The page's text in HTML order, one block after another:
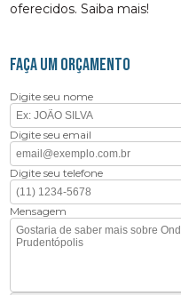
oferecidos. Saiba mais!
FAÇA UM ORÇAMENTO
Digite seu nome
Digite seu email
Digite seu telefone
Mensagem